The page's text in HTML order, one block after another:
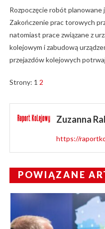
Rozpoczęcie robót
Zakończenie prac torowych
natomiast prace związane z
kolejowym i zabudową
przejazdów kolejowych
Strony: 1 2
Zuzanna
https://
POWIĄZANE